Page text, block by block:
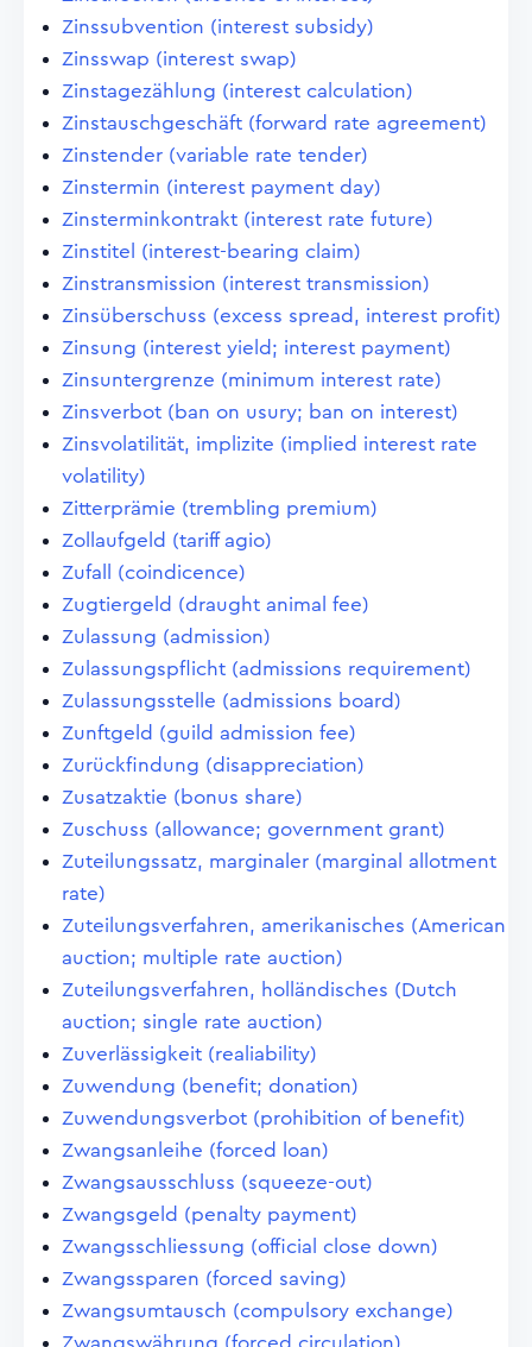
Zinssubvention (interest subsidy)
Zinsswap (interest swap)
Zinstagezählung (interest calculation)
Zinstauschgeschäft (forward rate agreement)
Zinstender (variable rate tender)
Zinstermin (interest payment day)
Zinsterminkontrakt (interest rate future)
Zinstitel (interest-bearing claim)
Zinstransmission (interest transmission)
Zinsüberschuss (excess spread, interest profit)
Zinsung (interest yield; interest payment)
Zinsuntergrenze (minimum interest rate)
Zinsverbot (ban on usury; ban on interest)
Zinsvolatilität, implizite (implied interest rate
volatility)
Zitterprämie (trembling premium)
Zollaufgeld (tariff agio)
Zufall (coindicence)
Zugtiergeld (draught animal fee)
Zulassung (admission)
Zulassungspflicht (admissions requirement)
Zulassungsstelle (admissions board)
Zunftgeld (guild admission fee)
Zurückfindung (disappreciation)
Zusatzaktie (bonus share)
Zuschuss (allowance; government grant)
Zuteilungssatz, marginaler (marginal allotment
rate)
Zuteilungsverfahren, amerikanisches (American
auction; multiple rate auction)
Zuteilungsverfahren, holländisches (Dutch
auction; single rate auction)
Zuverlässigkeit (realiability)
Zuwendung (benefit; donation)
Zuwendungsverbot (prohibition of benefit)
Zwangsanleihe (forced loan)
Zwangsausschluss (squeeze-out)
Zwangsgeld (penalty payment)
Zwangsschliessung (official close down)
Zwangssparen (forced saving)
Zwangsumtausch (compulsory exchange)
Zwangswährung (forced circulation)